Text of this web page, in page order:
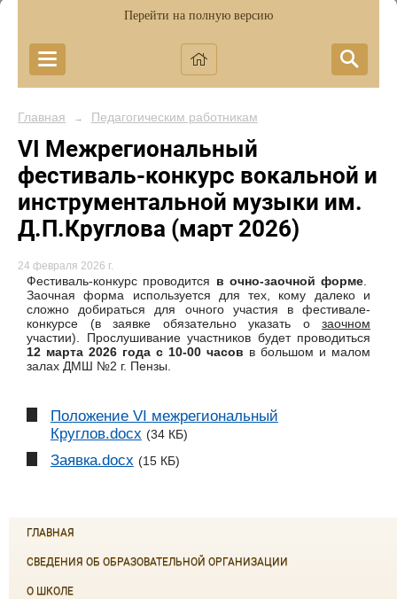
Перейти на полную версию
Главная → Педагогическим работникам
VI Межрегиональный
фестиваль-конкурс вокальной и
инструментальной музыки им.
Д.П.Круглова (март 2026)
24 февраля 2026 г.
Фестиваль-конкурс проводится в очно-заочной форме.
Заочная форма используется для тех, кому далеко и
сложно добираться для очного участия в фестивале-
конкурсе (в заявке обязательно указать о заочном
участии). Прослушивание участников будет проводиться
12 марта 2026 года с 10-00 часов в большом и малом
залах ДМШ №2 г. Пензы.
Положение VI межрегиональный
Круглов.docx (34 КБ)
Заявка.docx (15 КБ)
ГЛАВНАЯ
СВЕДЕНИЯ ОБ ОБРАЗОВАТЕЛЬНОЙ ОРГАНИЗАЦИИ
О ШКОЛЕ